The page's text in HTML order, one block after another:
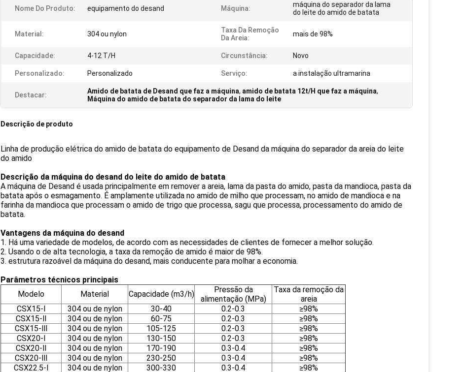
Nome Do Produto: equipamento do desand Máquina:
máquina do separador da lama
do leite do amido de batata
Material: 304 ou nylon
Taxa Da Remoção
Da Areia:
mais de 98%
Capacidade: 4-12 T/H Circunstância: Novo
Personalizado: Personalizado Serviço: a instalação ultramarina
Destacar: Amido de batata de Desand que faz a máquina, amido de batata 12t/H que faz a máquina,
Máquina do amido de batata do separador da lama do leite
Descrição de produto
Linha de produção elétrica do amido de batata do equipamento de Desand da máquina do separador da areia do leite
do amido
Descrição da máquina do desand do leite do amido de batata
A máquina de Desand é usada principalmente em remover a areia, lama da pasta do amido, pasta da mandioca, pasta da
batata após o esmagamento. É amplamente utilizada no amido de milho que processam, no amido de mandioca e na
farinha da mandioca que processam o amido de trigo que processa, sagu que processa, processamento do amido de
batata.
Vantagens da máquina do desand
1. Há uma variedade de modelos, de acordo com as necessidades de clientes de fornecer a melhor solução.
2. Usando o de alta tecnologia, a taxa da remoção de amido é maior de 98%.
3. estrutura razoável da máquina do desand, mais conducente para molhar a economia.
Parâmetros técnicos principais
Modelo
Material Capacidade (m3/h)
Pressão da
alimentação (MPa)
Taxa da remoção da
areia
CSX15-Ⅰ
304 ou de nylon 30-40 0.2-0.3
≥98%
CSX15-Ⅱ
304 ou de nylon 60-75 0.2-0.3
≥98%
CSX15-Ⅲ
304 ou de nylon 105-125 0.2-0.3
≥98%
CSX20-Ⅰ
304 ou de nylon 130-150 0.2-0.3
≥98%
CSX20-Ⅱ
304 ou de nylon 170-190 0.3-0.4
≥98%
CSX20-Ⅲ
304 ou de nylon 230-250 0.3-0.4
≥98%
CSX22.5-Ⅰ
304 ou de nylon 300-330 0.3-0.4
≥98%